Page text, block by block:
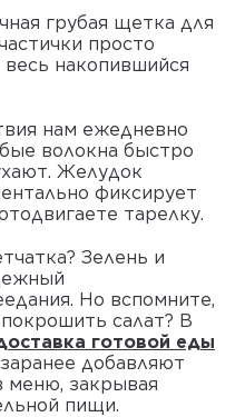
грубая щетка для
просто
накопившийся
нам ежедневно
волокна быстро
Желудок
фиксирует
тарелку.
Зелень и
Но вспомните,
салат? В
готовой еды
добавляют
закрывая
пищи.